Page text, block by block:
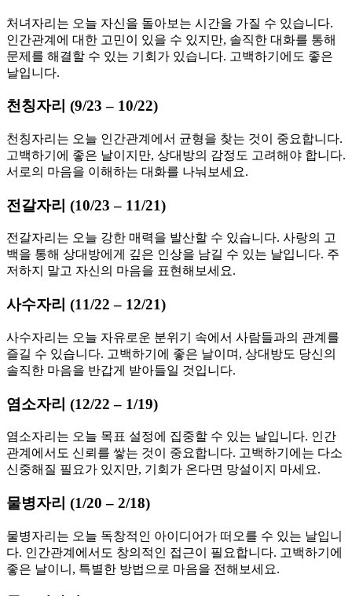
처녀자리는 오늘 자신을 돌아보는 시간을 가질 수 있습니다.
인간관계에 대한 고민이 있을 수 있지만, 솔직한 대화를 통해
문제를 해결할 수 있는 기회가 있습니다. 고백하기에도 좋은
날입니다.
천칭자리 (9/23 – 10/22)
천칭자리는 오늘 인간관계에서 균형을 찾는 것이 중요합니다.
고백하기에 좋은 날이지만, 상대방의 감정도 고려해야 합니다.
서로의 마음을 이해하는 대화를 나눠보세요.
전갈자리 (10/23 – 11/21)
전갈자리는 오늘 강한 매력을 발산할 수 있습니다. 사랑의 고
백을 통해 상대방에게 깊은 인상을 남길 수 있는 날입니다. 주
저하지 말고 자신의 마음을 표현해보세요.
사수자리 (11/22 – 12/21)
사수자리는 오늘 자유로운 분위기 속에서 사람들과의 관계를
즐길 수 있습니다. 고백하기에 좋은 날이며, 상대방도 당신의
솔직한 마음을 반갑게 받아들일 것입니다.
염소자리 (12/22 – 1/19)
염소자리는 오늘 목표 설정에 집중할 수 있는 날입니다. 인간
관계에서도 신뢰를 쌓는 것이 중요합니다. 고백하기에는 다소
신중해질 필요가 있지만, 기회가 온다면 망설이지 마세요.
물병자리 (1/20 – 2/18)
물병자리는 오늘 독창적인 아이디어가 떠오를 수 있는 날입니
다. 인간관계에서도 창의적인 접근이 필요합니다. 고백하기에
좋은 날이니, 특별한 방법으로 마음을 전해보세요.